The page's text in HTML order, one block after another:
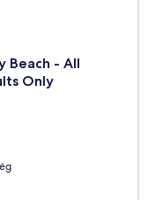
Beach - All
Only